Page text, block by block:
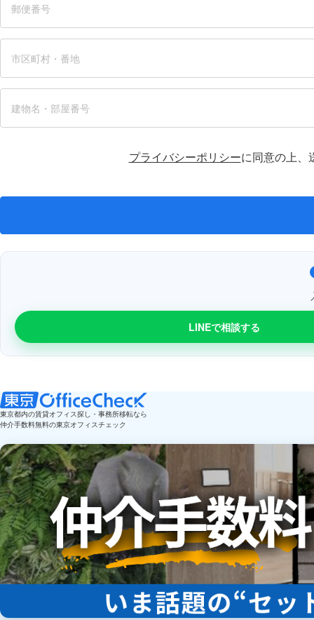
プライバシーポリシーに同意の上、
LINEで相談する
東京都内の賃貸オフィス探し・事務所移転なら
仲介手数料無料の東京オフィスチェック